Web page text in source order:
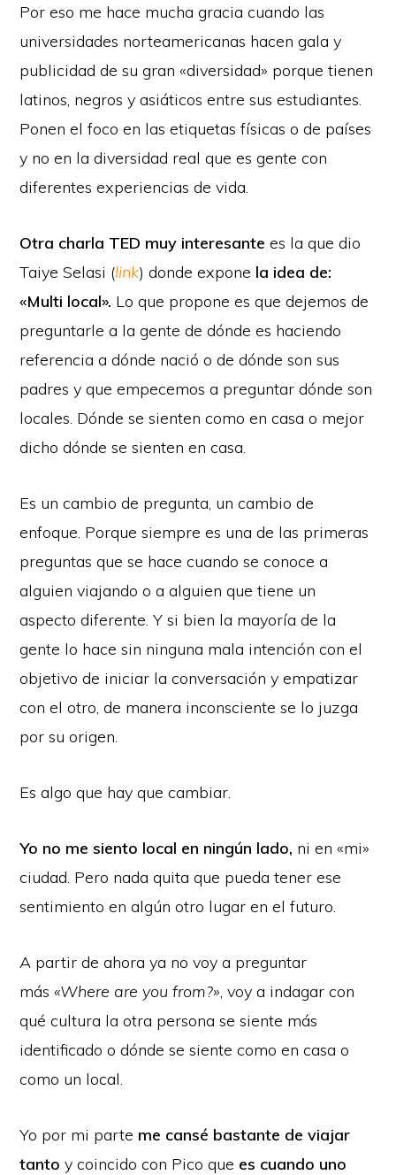
Por eso me hace mucha gracia cuando las
universidades norteamericanas hacen gala y
publicidad de su gran «diversidad» porque tienen
latinos, negros y asiáticos entre sus estudiantes.
Ponen el foco en las etiquetas físicas o de países
y no en la diversidad real que es gente con
diferentes experiencias de vida.
Otra charla TED muy interesante es la que dio
Taiye Selasi (link) donde expone la idea de:
«Multi local». Lo que propone es que dejemos de
preguntarle a la gente de dónde es haciendo
referencia a dónde nació o de dónde son sus
padres y que empecemos a preguntar dónde son
locales. Dónde se sienten como en casa o mejor
dicho dónde se sienten en casa.
Es un cambio de pregunta, un cambio de
enfoque. Porque siempre es una de las primeras
preguntas que se hace cuando se conoce a
alguien viajando o a alguien que tiene un
aspecto diferente. Y si bien la mayoría de la
gente lo hace sin ninguna mala intención con el
objetivo de iniciar la conversación y empatizar
con el otro, de manera inconsciente se lo juzga
por su origen.
Es algo que hay que cambiar.
Yo no me siento local en ningún lado, ni en «mi»
ciudad. Pero nada quita que pueda tener ese
sentimiento en algún otro lugar en el futuro.
A partir de ahora ya no voy a preguntar
más«Where are you from?», voy a indagar con
qué cultura la otra persona se siente más
identificado o dónde se siente como en casa o
como un local.
Yo por mi parte me cansé bastante de viajar
tanto y coincido con Pico que es cuando uno